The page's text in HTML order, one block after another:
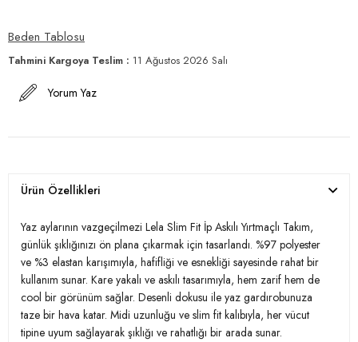
Beden Tablosu
Tahmini Kargoya Teslim : 11 Ağustos 2026 Salı
Yorum Yaz
Ürün Özellikleri
Yaz aylarının vazgeçilmezi Lela Slim Fit İp Askılı Yırtmaçlı Takım,
günlük şıklığınızı ön plana çıkarmak için tasarlandı. %97 polyester
ve %3 elastan karışımıyla, hafifliği ve esnekliği sayesinde rahat bir
kullanım sunar. Kare yakalı ve askılı tasarımıyla, hem zarif hem de
cool bir görünüm sağlar. Desenli dokusu ile yaz gardırobunuza
taze bir hava katar. Midi uzunluğu ve slim fit kalıbıyla, her vücut
tipine uyum sağlayarak şıklığı ve rahatlığı bir arada sunar.